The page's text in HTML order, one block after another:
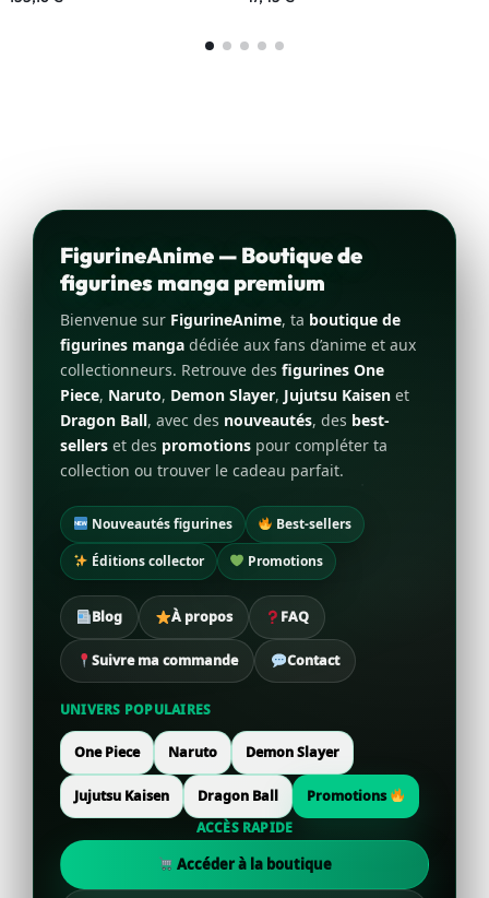
FigurineAnime — Boutique de
figurines manga premium
Bienvenue sur FigurineAnime, ta boutique de
figurines manga dédiée aux fans d’anime et aux
collectionneurs. Retrouve des figurines One
Piece, Naruto, Demon Slayer, Jujutsu Kaisen et
Dragon Ball, avec des nouveautés, des best-
sellers et des promotions pour compléter ta
collection ou trouver le cadeau parfait.
Nouveautés figurines
Best-sellers
Éditions collector
Promotions
Blog À propos FAQ
Suivre ma commande Contact
UNIVERS POPULAIRES
One Piece Naruto Demon Slayer
Jujutsu Kaisen Dragon Ball
Promotions
ACCÈS RAPIDE
Accéder à la boutique